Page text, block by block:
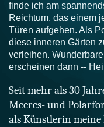
finde ich am
Reichtum, das einem
Türen aufgehen. Als
diese inneren Gärten
verleihen.
erscheinen dann --
Seit mehr als 30
Meeres- und
als Künstlerin